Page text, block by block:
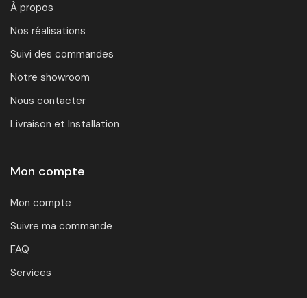
À propos
Nos réalisations
Suivi des commandes
Notre showroom
Nous contacter
Livraison et Installation
Mon compte
Mon compte
Suivre ma commande
FAQ
Services